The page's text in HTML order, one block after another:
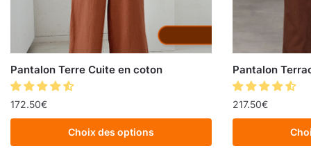
Pantalon Terre Cuite en coton
172.50€
Choix des options
Pantalon
217.50€